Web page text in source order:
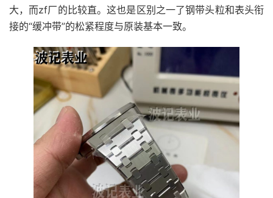
大，而zf厂的比较直。这也是区别之一了钢带头粒和表头衔
接的“缓冲带”的松紧程度与原装基本一致。